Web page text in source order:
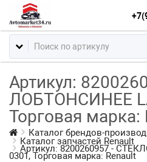
Артикул:
ЛОБТОНСИНЕЕ
Торговая марка:
Каталог брендов-
Каталог запчастей Renault
Артикул: 8200260957 -
0301, Торговая марка: Renault